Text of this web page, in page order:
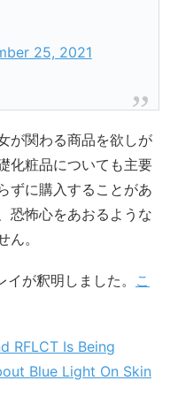
25, 2021
が関わる商品を欲しが
化粧品についても主要
ずに購入することがあ
恐怖心をあおるような
。
イが釈明しました。
こ
RFLCT Is Being
Blue Light On Skin